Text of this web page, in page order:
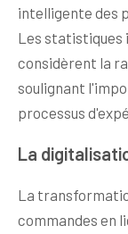
intelligente des
Les statistiques
considèrent la
soulignant
processus
La
La
commandes en